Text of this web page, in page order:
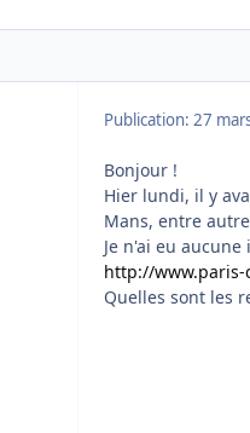
Publication: 27
Bonjour !
Hier lundi, il y
Mans, entre
Je n'ai eu
http://
Quelles sont les